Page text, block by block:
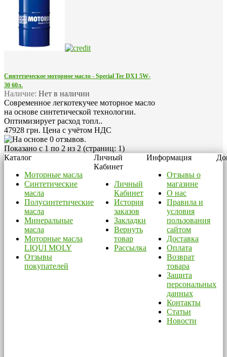
Синтетическое моторное масло - Special Tec DX1 5W-
30 60л.
Наличие: Нет в наличии
Современное легкотекучее моторное масло
на основе синтетической технологии.
Оптимизирует расход топл..
47928 грн. Цена с учётом НДС
Показано с 1 по 2 из 2 (страниц: 1)
Каталог
Моторные масла
Синтетические
масла
Полусинтетические
масла
Минеральные
масла
Моторные масла
LIQUI MOLY
Отзывы
покупателей
Личный
Кабинет
Личный
Кабинет
История
заказов
Закладки
Вернуть
товар
Рассылка
Информация
Отзывы о
магазине
О нас
Правила и
условия
пользования
сайтом
Доставка
Оплата
Возврат
товара
Защита
персональных
данных
Контакты
Статьи
Новости